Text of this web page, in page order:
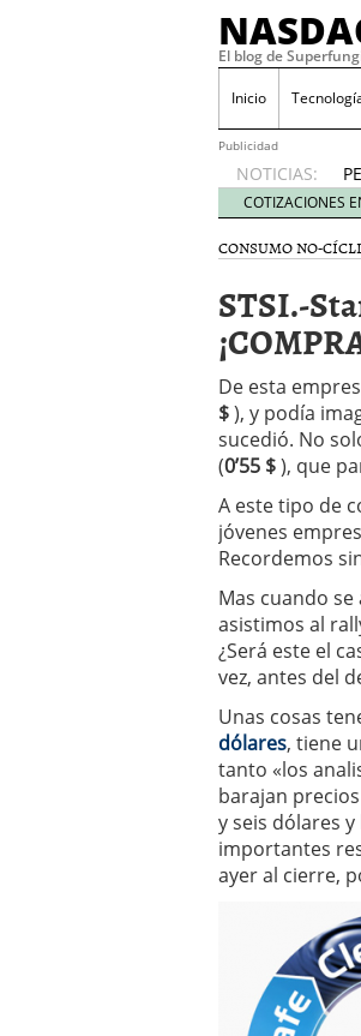
El blog de
Inicio
Publicidad
NOTICIAS:
COTIZACIONES
CONSUMO NO-
STSI.-
De esta
$), y podía
sucedió. No
(0’55 $), que
A este tipo de
jóvenes
Recordemos
Mas cuando
asistimos al
¿Será este el
vez, antes del
Unas cosas
dólares, tiene
tanto «los
barajan
y seis dólares
importantes
ayer al cierre,